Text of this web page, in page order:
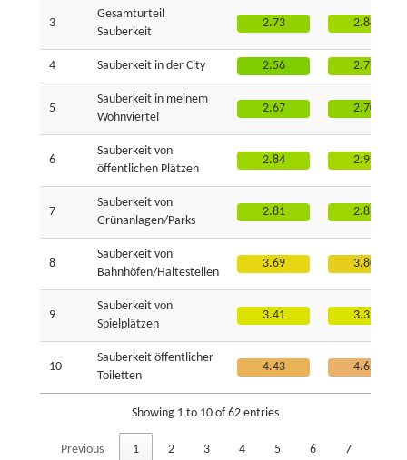
3
Gesamturteil
Sauberkeit
2.73 2.88
4 Sauberkeit in der City 2.56 2.77
5
Sauberkeit in meinem
Wohnviertel
2.67 2.70
6
Sauberkeit von
öffentlichen Plätzen
2.84 2.92
7
Sauberkeit von
Grünanlagen/Parks
2.81 2.83
8
Sauberkeit von
Bahnhöfen/Haltestellen
3.69 3.80
9
Sauberkeit von
Spielplätzen
3.41 3.39
10
Sauberkeit öffentlicher
Toiletten
4.43 4.62
Showing 1 to 10 of 62 entries
Previous 1 2 3 4 5 6 7